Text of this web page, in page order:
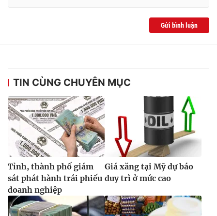
Gửi bình luận
TIN CÙNG CHUYÊN MỤC
Tỉnh, thành phố giám
sát phát hành trái phiếu
doanh nghiệp
Giá xăng tại Mỹ dự báo
duy trì ở mức cao